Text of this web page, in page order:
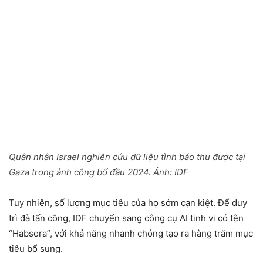
Quân nhân Israel nghiên cứu dữ liệu tình báo thu được tại
Gaza trong ảnh công bố đầu 2024. Ảnh: IDF
Tuy nhiên, số lượng mục tiêu của họ sớm cạn kiệt. Để duy
trì đà tấn công, IDF chuyển sang công cụ AI tinh vi có tên
“Habsora”, với khả năng nhanh chóng tạo ra hàng trăm mục
tiêu bổ sung.